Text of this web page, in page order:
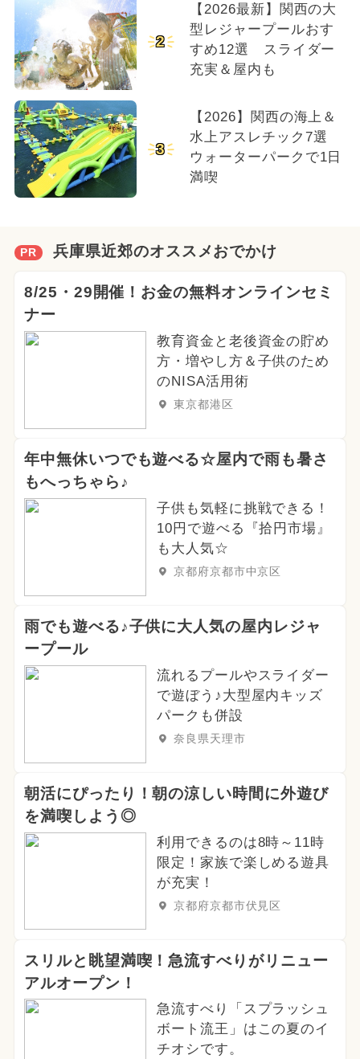
2
【2026最新】関西の大
型レジャープールおす
すめ12選 スライダー
充実＆屋内も
3
【2026】関西の海上＆
水上アスレチック7選
ウォーターパークで1日
満喫
PR 兵庫県近郊のオススメおでかけ
8/25・29開催！お金の無料オンラインセミ
ナー
教育資金と老後資金の貯め
方・増やし方＆子供のため
のNISA活用術
東京都港区
年中無休いつでも遊べる☆屋内で雨も暑さ
もへっちゃら♪
子供も気軽に挑戦できる！
10円で遊べる『拾円市場』
も大人気☆
京都府京都市中京区
雨でも遊べる♪子供に大人気の屋内レジャ
ープール
流れるプールやスライダー
で遊ぼう♪大型屋内キッズ
パークも併設
奈良県天理市
朝活にぴったり！朝の涼しい時間に外遊び
を満喫しよう◎
利用できるのは8時～11時
限定！家族で楽しめる遊具
が充実！
京都府京都市伏見区
スリルと眺望満喫！急流すべりがリニュー
アルオープン！
急流すべり「スプラッシュ
ボート流王」はこの夏のイ
チオシです。